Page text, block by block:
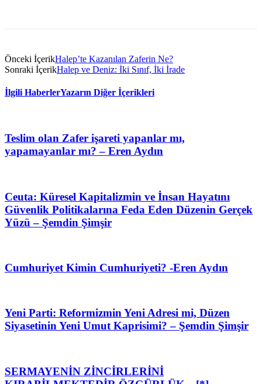
Önceki İçerikHalep’te Kazanılan Zaferin Ne?
Sonraki İçerikHalep ve Deniz: İki Sınıf, İki İrade
İlgili HaberlerYazarın Diğer İçerikleri
Teslim olan Zafer işareti yapanlar mı,
yapamayanlar mı? – Eren Aydın
Ceuta: Küresel Kapitalizmin ve İnsan Hayatını
Güvenlik Politikalarına Feda Eden Düzenin Gerçek
Yüzü – Şemdin Şimşir
Cumhuriyet Kimin Cumhuriyeti? -Eren Aydın
Yeni Parti: Reformizmin Yeni Adresi mi, Düzen
Siyasetinin Yeni Umut Kaprisimi? – Şemdin Şimşir
SERMAYENİN ZİNCİRLERİNİ